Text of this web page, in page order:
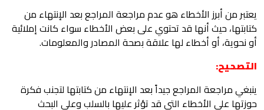
يعتبر من أبرز الأخطاء هو عدم مراجعة المراجع بعد الإنتهاء من
كتابتها، حيث أنها قد تحتوي على بعض الأخطاء سواء كانت إملائية
أو نحوية، أو أخطاء لها علاقة بصحة المصادر والمعلومات.
التصحيح:
ينبغي مراجعة المراجع جيداً بعد الإنتهاء من كتابتها لتجنب فكرة
حوزتها على الأخطاء التي قد تؤثر عليها بالسلب وعلى البحث